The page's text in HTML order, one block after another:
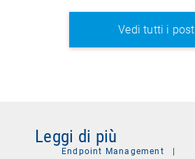
Vedi tutti i post
Leggi di più
Endpoint Management
|